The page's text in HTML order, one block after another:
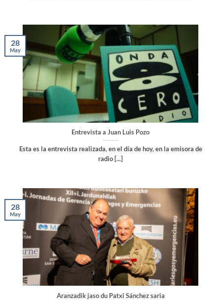
Entrevista a Juan Luis Pozo
Esta es la entrevista realizada, en el día de hoy, en la emisora de
radio [...]
28
May
Aranzadik jaso du Patxi Sánchez saria
28
May